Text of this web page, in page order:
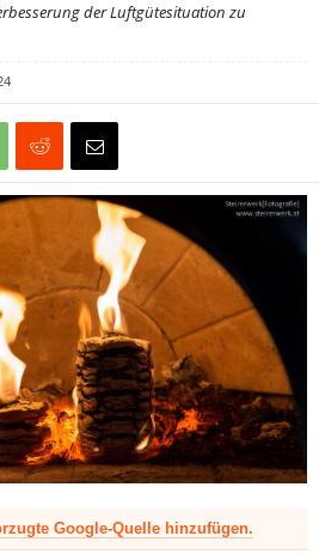
der Luftgütesituation zu
Google-Quelle hinzufügen.